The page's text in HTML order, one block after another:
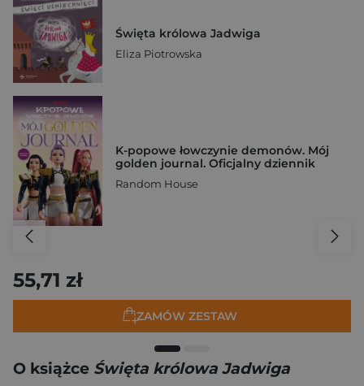
Święta królowa Jadwiga
Eliza Piotrowska
K-popowe łowczynie demonów. Mój
golden journal. Oficjalny dziennik
Random House
55,71 zł
ZAMÓW ZESTAW
O książce Święta królowa Jadwiga